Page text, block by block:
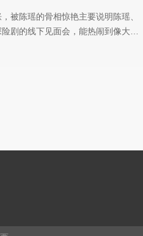
被陈瑶的骨相惊艳主要说明陈瑶、
剧的线下见面会，能热闹到像大型
参考。